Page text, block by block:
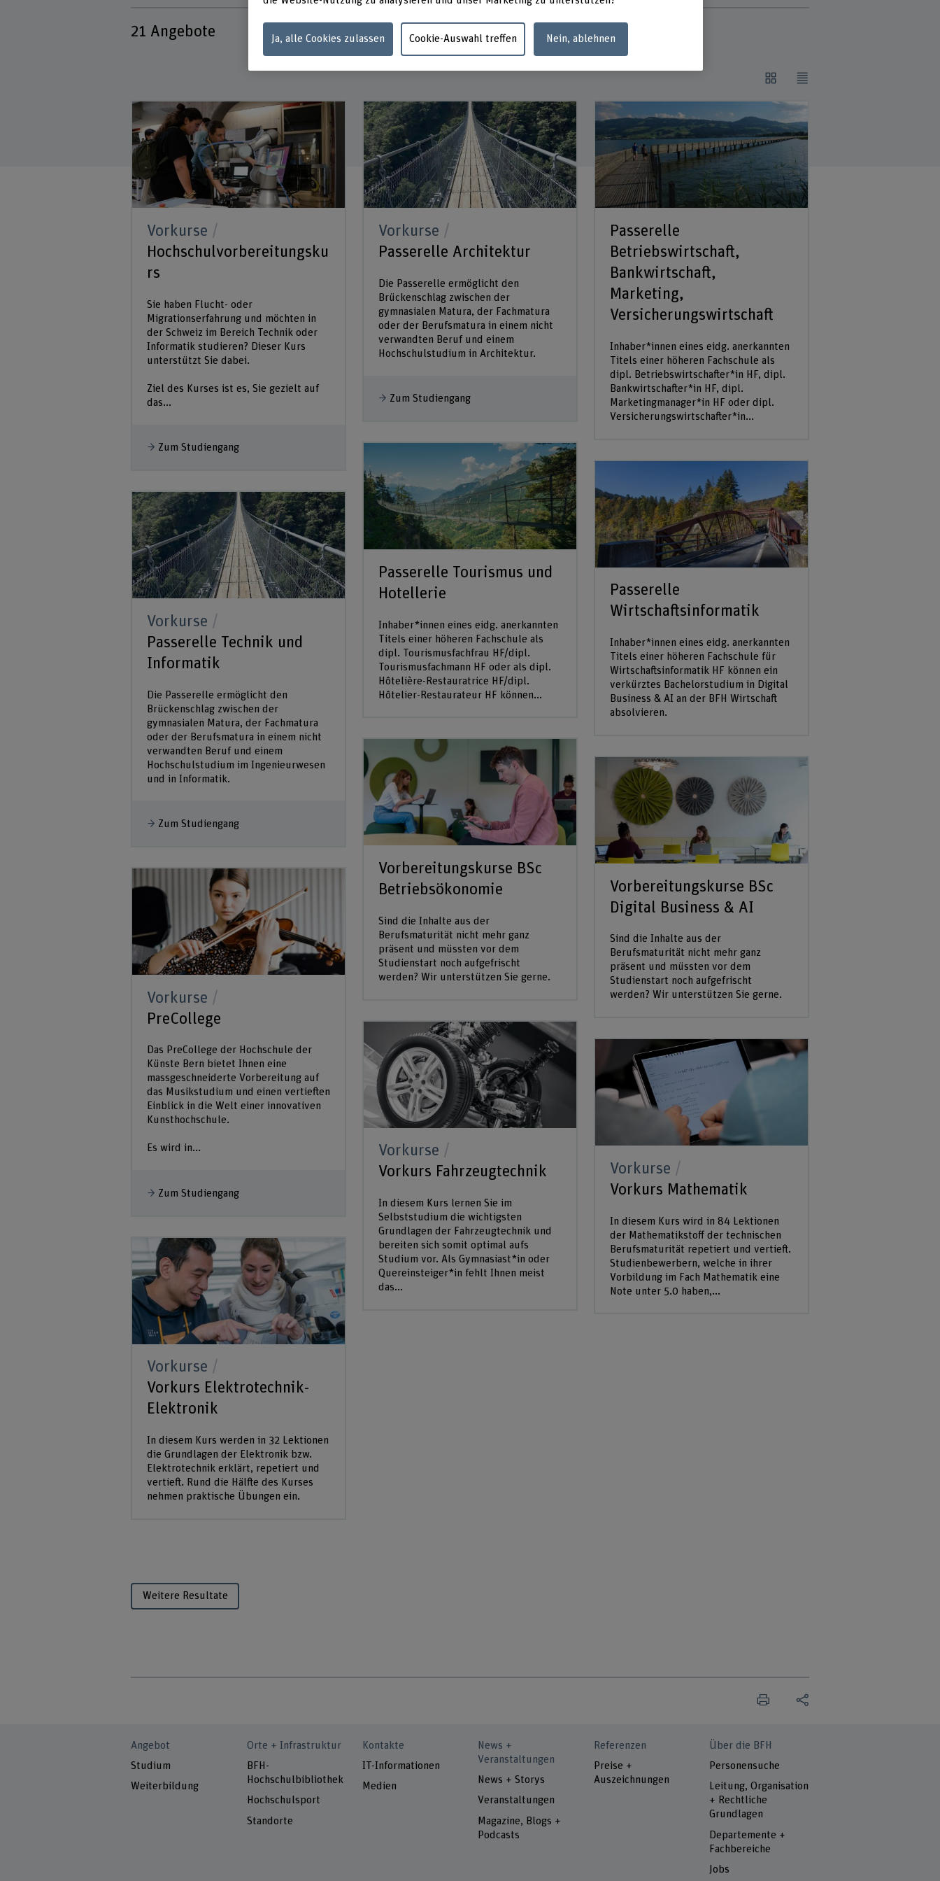
21 Angebote
Vorkurse
Hochschulvorbereitungsku
rs
Sie haben Flucht- oder
Migrationserfahrung und möchten in
der Schweiz im Bereich Technik oder
Informatik studieren? Dieser Kurs
unterstützt Sie dabei.
Ziel des Kurses ist es, Sie gezielt auf
das...
Zum Studiengang
Vorkurse
Passerelle Technik und
Informatik
Die Passerelle ermöglicht den
Brückenschlag zwischen der
gymnasialen Matura, der Fachmatura
oder der Berufsmatura in einem nicht
verwandten Beruf und einem
Hochschulstudium im Ingenieurwesen
und in Informatik.
Zum Studiengang
Vorkurse
PreCollege
Das PreCollege der Hochschule der
Künste Bern bietet Ihnen eine
massgeschneiderte Vorbereitung auf
das Musikstudium und einen vertieften
Einblick in die Welt einer innovativen
Kunsthochschule.
Es wird in...
Zum Studiengang
Vorkurse
Vorkurs Elektrotechnik-
Elektronik
In diesem Kurs werden in 32 Lektionen
die Grundlagen der Elektronik bzw.
Elektrotechnik erklärt, repetiert und
vertieft. Rund die Hälfte des Kurses
nehmen praktische Übungen ein.
Vorkurse
Passerelle Architektur
Die Passerelle ermöglicht den
Brückenschlag zwischen der
gymnasialen Matura, der Fachmatura
oder der Berufsmatura in einem nicht
verwandten Beruf und einem
Hochschulstudium in Architektur.
Zum Studiengang
Passerelle Tourismus und
Hotellerie
Inhaber*innen eines eidg. anerkannten
Titels einer höheren Fachschule als
dipl. Tourismusfachfrau HF/dipl.
Tourismusfachmann HF oder als dipl.
Hôtelière-Restauratrice HF/dipl.
Hôtelier-Restaurateur HF können...
Vorbereitungskurse BSc
Betriebsökonomie
Sind die Inhalte aus der
Berufsmaturität nicht mehr ganz
präsent und müssten vor dem
Studienstart noch aufgefrischt
werden? Wir unterstützen Sie gerne.
Vorkurse
Vorkurs Fahrzeugtechnik
In diesem Kurs lernen Sie im
Selbststudium die wichtigsten
Grundlagen der Fahrzeugtechnik und
bereiten sich somit optimal aufs
Studium vor. Als Gymnasiast*in oder
Quereinsteiger*in fehlt Ihnen meist
das...
Passerelle
Betriebswirtschaft,
Bankwirtschaft,
Marketing,
Versicherungswirtschaft
Inhaber*innen eines eidg. anerkannten
Titels einer höheren Fachschule als
dipl. Betriebswirtschafter*in HF, dipl.
Bankwirtschafter*in HF, dipl.
Marketingmanager*in HF oder dipl.
Versicherungswirtschafter*in...
Passerelle
Wirtschaftsinformatik
Inhaber*innen eines eidg. anerkannten
Titels einer höheren Fachschule für
Wirtschaftsinformatik HF können ein
verkürztes Bachelorstudium in Digital
Business & AI an der BFH Wirtschaft
absolvieren.
Vorbereitungskurse BSc
Digital Business & AI
Sind die Inhalte aus der
Berufsmaturität nicht mehr ganz
präsent und müssten vor dem
Studienstart noch aufgefrischt
werden? Wir unterstützen Sie gerne.
Vorkurse
Vorkurs Mathematik
In diesem Kurs wird in 84 Lektionen
der Mathematikstoff der technischen
Berufsmaturität repetiert und vertieft.
Studienbewerbern, welche in ihrer
Vorbildung im Fach Mathematik eine
Note unter 5.0 haben,...
Weitere Resultate
Angebot
Studium
Weiterbildung
Orte + Infrastruktur
BFH-
Hochschulbibliothek
Hochschulsport
Standorte
Kontakte
IT-Informationen
Medien
News +
Veranstaltungen
News + Storys
Veranstaltungen
Magazine, Blogs +
Podcasts
Referenzen
Preise +
Auszeichnungen
Über die BFH
Personensuche
Leitung, Organisation
+ Rechtliche
Grundlagen
Departemente +
Fachbereiche
Jobs
Ja, alle Cookies zulassen Cookie-Auswahl treffen Nein, ablehnen